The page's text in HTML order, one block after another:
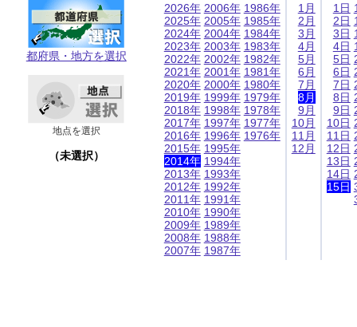
都府県・地方を選択
地点を選択
（未選択）
2026年
2025年
2024年
2023年
2022年
2021年
2020年
2019年
2018年
2017年
2016年
2015年
2014年
2013年
2012年
2011年
2010年
2009年
2008年
2007年
2006年
2005年
2004年
2003年
2002年
2001年
2000年
1999年
1998年
1997年
1996年
1995年
1994年
1993年
1992年
1991年
1990年
1989年
1988年
1987年
1986年
1985年
1984年
1983年
1982年
1981年
1980年
1979年
1978年
1977年
1976年
1月
2月
3月
4月
5月
6月
7月
8月
9月
10月
11月
12月
1日
2日
3日
4日
5日
6日
7日
8日
9日
10日
11日
12日
13日
14日
15日